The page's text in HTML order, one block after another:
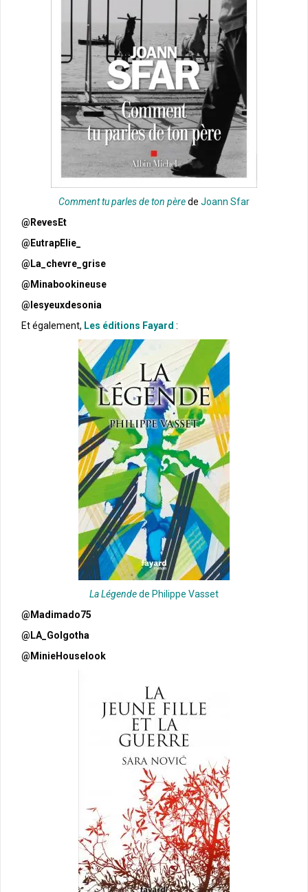
Comment tu parles de ton pèrede Joann Sfar
@RevesEt
@EutrapElie_
@La_chevre_grise
@Minabookineuse
@lesyeuxdesonia
Et également, Les éditions Fayard :
La Légendede Philippe Vasset
@Madimado75
@LA_Golgotha
@MinieHouselook